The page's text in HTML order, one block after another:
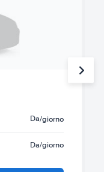
Da/giorno
Da/giorno